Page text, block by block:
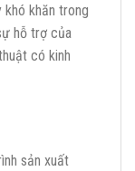
khăn trong
hỗ trợ của
có kinh
sản xuất